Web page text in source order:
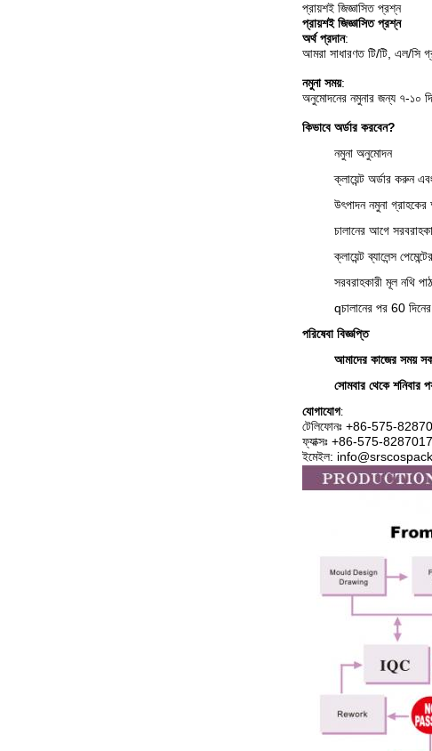
প্রায়শই জিজ্ঞাসিত প্রশ্ন
প্রায়শই জিজ্ঞাসিত প্রশ্ন
অর্থ প্রদান:
আমরা সাধারণত টি/টি, এল/সি
নমুনা সময়:
অনুমোদনের নমুনার জন্য ৭-১০
কিভাবে অর্ডার করবেন?
নমুনা অনুমোদন
ক্লায়েন্ট অর্ডার করুন
উৎপাদন নমুনা
চালানের আগে
ক্লায়েন্ট ব্যালেন্স
সরবরাহকারী মূল নথি
qচালানের পর 60
পরিষেবা বিজ্ঞপ্তি
আমাদের কাজের সময়
সোমবার থেকে শনিবার
যোগাযোগ:
টেলিফোনঃ +86-575-
ফ্যাক্সঃ +86-575-
ইমেইল: